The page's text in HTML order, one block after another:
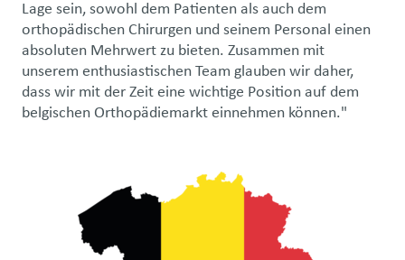
Lage sein, sowohl dem Patienten als auch dem
orthopädischen Chirurgen und seinem Personal einen
absoluten Mehrwert zu bieten. Zusammen mit
unserem enthusiastischen Team glauben wir daher,
dass wir mit der Zeit eine wichtige Position auf dem
belgischen Orthopädiemarkt einnehmen können."